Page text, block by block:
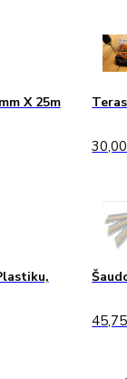
X 25m